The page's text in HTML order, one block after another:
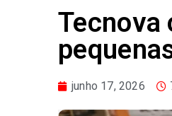
Tecnova
junho 17, 2026